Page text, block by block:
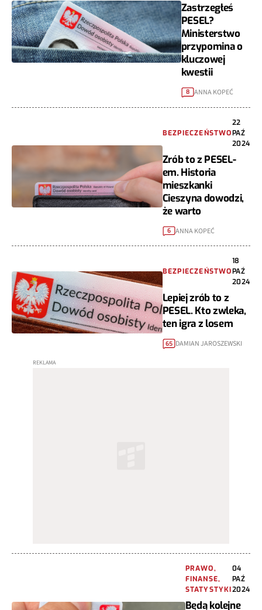
Zastrzegłeś
PESEL?
Ministerstwo
przypomina o
kluczowej
kwestii
8 ANNA KOPEĆ
BEZPIECZEŃSTWO
22
PAŹ
2024
Zrób to z PESEL-
em. Historia
mieszkanki
Cieszyna dowodzi,
że warto
6 ANNA KOPEĆ
BEZPIECZEŃSTWO
18
PAŹ
2024
Lepiej zrób to z
PESEL. Kto zwleka,
ten igra z losem
65 DAMIAN JAROSZEWSKI
PRAWO,
FINANSE,
STATYSTYKI
04
PAŹ
2024
Będą kolejne